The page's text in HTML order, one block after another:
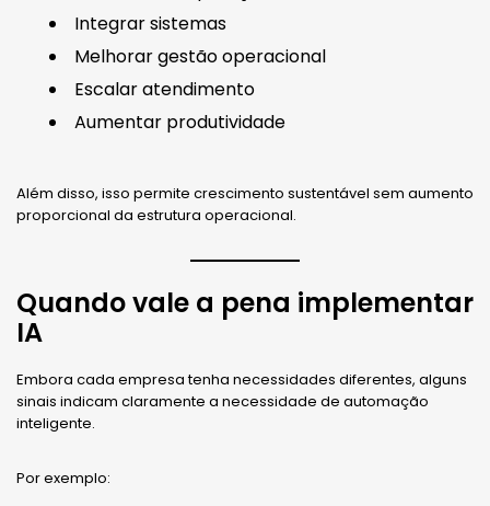
Integrar sistemas
Melhorar gestão operacional
Escalar atendimento
Aumentar produtividade
Além disso, isso permite crescimento sustentável sem aumento
proporcional da estrutura operacional.
Quando vale a pena implementar
IA
Embora cada empresa tenha necessidades diferentes, alguns
sinais indicam claramente a necessidade de automação
inteligente.
Por exemplo: